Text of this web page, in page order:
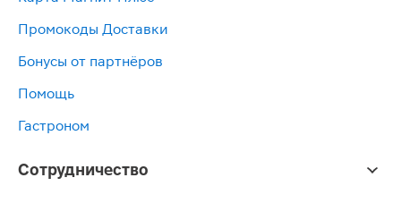
Промокоды Доставки
Бонусы от партнёров
Помощь
Гастроном
Сотрудничество